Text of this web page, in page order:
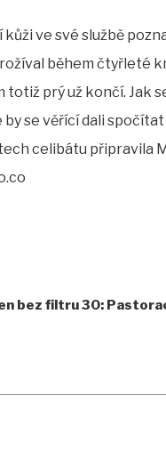
ve své službě
během čtyřleté
prý už končí. Jak
se věřící dali
celibátu připravila
bez filtru 30: